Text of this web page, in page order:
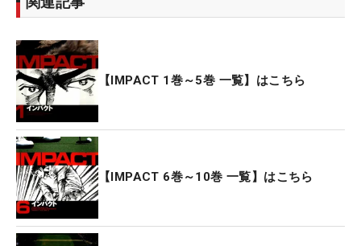
【IMPACT 1巻～5巻 一覧】はこちら
【IMPACT 6巻～10巻 一覧】はこちら